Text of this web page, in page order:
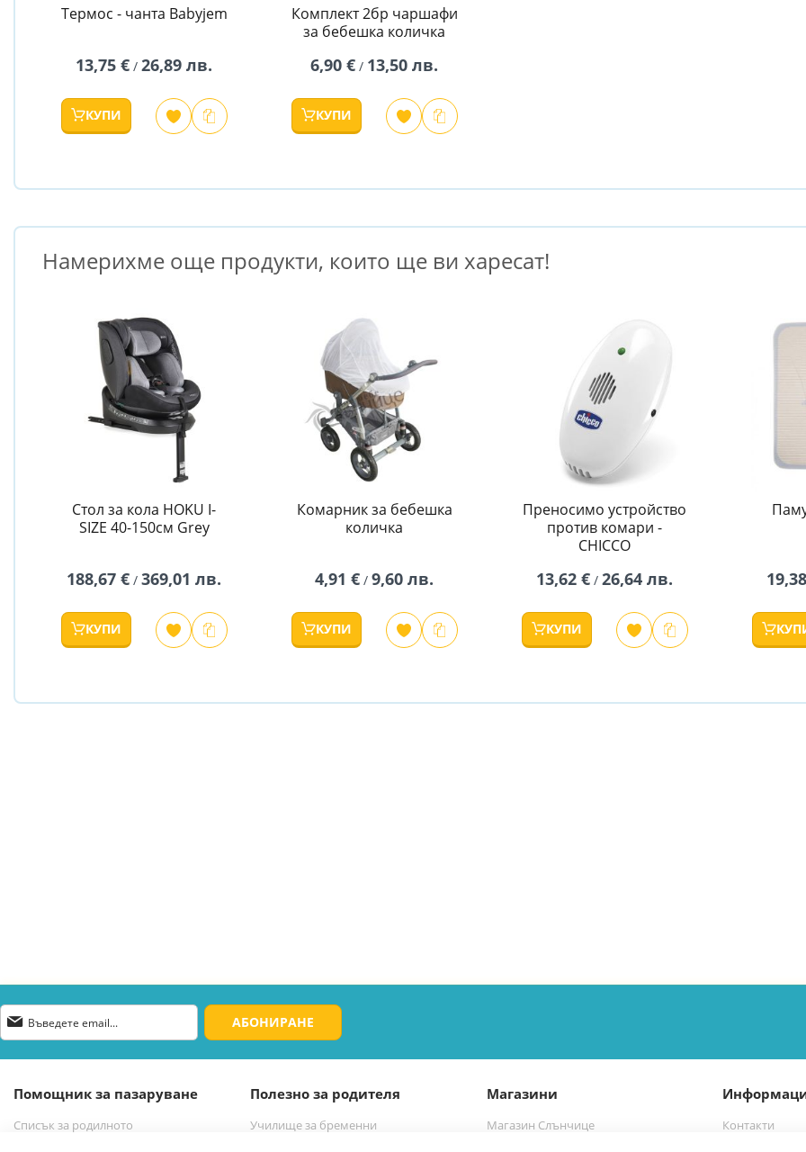
Термос - чанта Babyjem
13,75 € / 26,89 лв.
КУПИ
Комплект 2бр чаршафи
за бебешка количка
6,90 € / 13,50 лв.
КУПИ
Намерихме още продукти, които ще ви харесат!
Стол за кола HOKU I-
SIZE 40-150см Grey
188,67 € / 369,01 лв.
КУПИ
Комарник за бебешка
количка
4,91 € / 9,60 лв.
КУПИ
Преносимо устройство
против комари -
CHICCO
13,62 € / 26,64 лв.
КУПИ
Абонирай
се
бюлетин:
АБОНИРАНЕ
Помощник за пазаруване
Списък за родилното
Полезно за родителя
Училище за бременни
Магазини
Магазин Слънчице
Контакти